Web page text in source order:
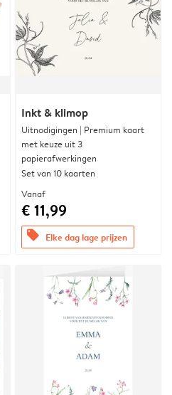
Inkt & klimop
Uitnodigingen | Premium kaart
met keuze uit 3
papierafwerkingen
Set van 10 kaarten
Vanaf
€ 11,99
offers Elke dag lage prijzen